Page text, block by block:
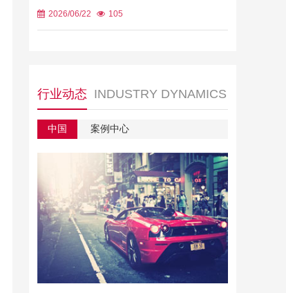
2026/06/22 105
行业动态 INDUSTRY DYNAMICS
中国 案例中心